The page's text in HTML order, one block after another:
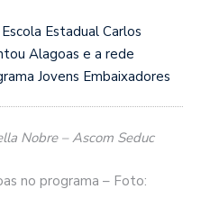
Estadual Carlos
Alagoas e a rede
Jovens Embaixadores
Nobre – Ascom Seduc
no programa – Foto: